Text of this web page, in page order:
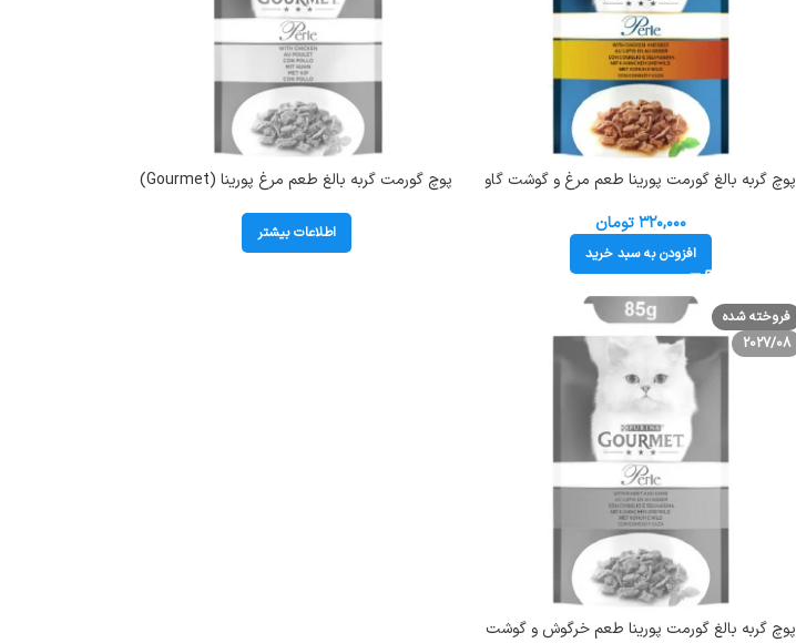
پوچ گربه بالغ گورمت پورینا طعم مرغ و گوشت گاو
۳۲۰,۰۰۰ تومان
افزودن به سبد خرید
پوچ گورمت گربه بالغ طعم مرغ پورینا (Gourmet)
اطلاعات بیشتر
فروخته شده
2027/08
پوچ گربه بالغ گورمت پورینا طعم خرگوش و گوشت